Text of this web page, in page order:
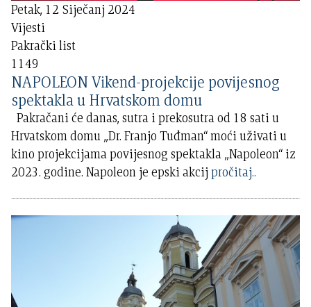
Petak, 12 Siječanj 2024
Vijesti
Pakrački list
1149
NAPOLEON Vikend-projekcije povijesnog
spektakla u Hrvatskom domu
Pakračani će danas, sutra i prekosutra od 18 sati u
Hrvatskom domu „Dr. Franjo Tuđman“ moći uživati u
kino projekcijama povijesnog spektakla „Napoleon“ iz
2023. godine. Napoleon je epski akcijpročitaj..